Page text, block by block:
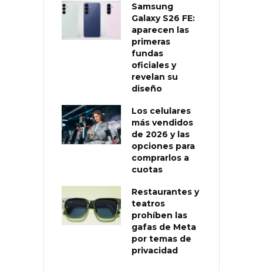
Samsung
Galaxy S26 FE:
aparecen las
primeras
fundas
oficiales y
revelan su
diseño
Los celulares
más vendidos
de 2026 y las
opciones para
comprarlos a
cuotas
Restaurantes y
teatros
prohíben las
gafas de Meta
por temas de
privacidad